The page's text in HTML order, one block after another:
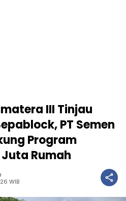
III Tinjau
PT Semen
Program
Rumah
WIB